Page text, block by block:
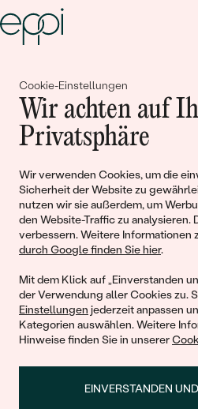
Cookie-Einstellungen
Wir achten auf
Privatsphäre
Wir verwenden Cookies, um die
Sicherheit der Website zu
nutzen wir sie außerdem, um
den Website-Traffic zu analysieren.
verbessern. Weitere Informationen
durch Google finden Sie hier.
Mit dem Klick auf „Einverstanden
der Verwendung aller Cookies zu.
Einstellungen jederzeit anpassen
Kategorien auswählen. Weitere
Hinweise finden Sie in unserer
EINVERSTANDEN
Gemeinsam
Geschichten von
Liebe
Begleiten Sie uns!
© 2011 - 2026, Eppi.de